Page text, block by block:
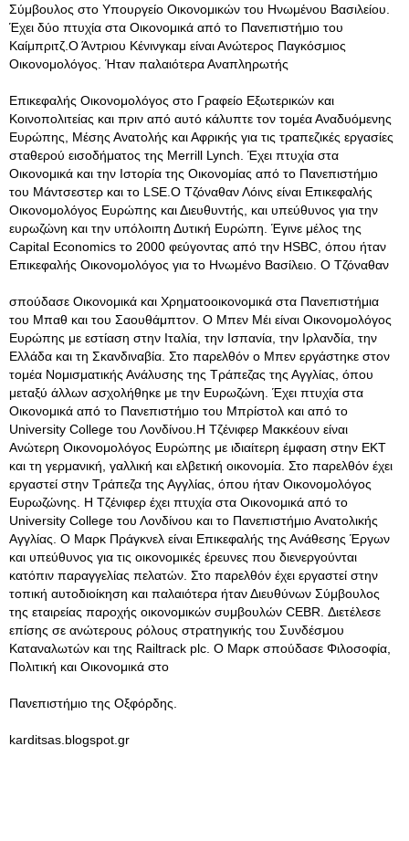
Σύμβουλος στο Υπουργείο Οικονομικών του Ηνωμένου Βασιλείου.
Έχει δύο πτυχία στα Οικονομικά από το Πανεπιστήμιο του
Καίμπριτζ.Ο Άντριου Κένινγκαμ είναι Ανώτερος Παγκόσμιος
Οικονομολόγος. Ήταν παλαιότερα Αναπληρωτής
Επικεφαλής Οικονομολόγος στο Γραφείο Εξωτερικών και
Κοινοπολιτείας και πριν από αυτό κάλυπτε τον τομέα Αναδυόμενης
Ευρώπης, Μέσης Ανατολής και Αφρικής για τις τραπεζικές εργασίες
σταθερού εισοδήματος της Merrill Lynch. Έχει πτυχία στα
Οικονομικά και την Ιστορία της Οικονομίας από το Πανεπιστήμιο
του Μάντσεστερ και το LSE.Ο Τζόναθαν Λόινς είναι Επικεφαλής
Οικονομολόγος Ευρώπης και Διευθυντής, και υπεύθυνος για την
ευρωζώνη και την υπόλοιπη Δυτική Ευρώπη. Έγινε μέλος της
Capital Economics το 2000 φεύγοντας από την HSBC, όπου ήταν
Επικεφαλής Οικονομολόγος για το Ηνωμένο Βασίλειο. Ο Τζόναθαν
σπούδασε Οικονομικά και Χρηματοοικονομικά στα Πανεπιστήμια
του Μπαθ και του Σαουθάμπτον. Ο Μπεν Μέι είναι Οικονομολόγος
Ευρώπης με εστίαση στην Ιταλία, την Ισπανία, την Ιρλανδία, την
Ελλάδα και τη Σκανδιναβία. Στο παρελθόν ο Μπεν εργάστηκε στον
τομέα Νομισματικής Ανάλυσης της Τράπεζας της Αγγλίας, όπου
μεταξύ άλλων ασχολήθηκε με την Ευρωζώνη. Έχει πτυχία στα
Οικονομικά από το Πανεπιστήμιο του Μπρίστολ και από το
University College του Λονδίνου.Η Τζένιφερ Μακκέουν είναι
Ανώτερη Οικονομολόγος Ευρώπης με ιδιαίτερη έμφαση στην ΕΚΤ
και τη γερμανική, γαλλική και ελβετική οικονομία. Στο παρελθόν έχει
εργαστεί στην Τράπεζα της Αγγλίας, όπου ήταν Οικονομολόγος
Ευρωζώνης. Η Τζένιφερ έχει πτυχία στα Οικονομικά από το
University College του Λονδίνου και το Πανεπιστήμιο Ανατολικής
Αγγλίας. Ο Μαρκ Πράγκνελ είναι Επικεφαλής της Ανάθεσης Έργων
και υπεύθυνος για τις οικονομικές έρευνες που διενεργούνται
κατόπιν παραγγελίας πελατών. Στο παρελθόν έχει εργαστεί στην
τοπική αυτοδιοίκηση και παλαιότερα ήταν Διευθύνων Σύμβουλος
της εταιρείας παροχής οικονομικών συμβουλών CEBR. Διετέλεσε
επίσης σε ανώτερους ρόλους στρατηγικής του Συνδέσμου
Καταναλωτών και της Railtrack plc. Ο Μαρκ σπούδασε Φιλοσοφία,
Πολιτική και Οικονομικά στο
Πανεπιστήμιο της Οξφόρδης.
karditsas.blogspot.gr